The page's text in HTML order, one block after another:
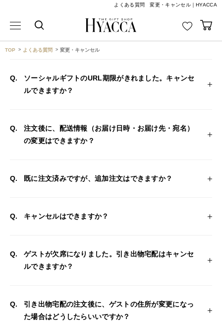
よくある質問 変更・キャンセル｜HYACCA
TOP よくある質問 変更・キャンセル
ソーシャルギフトのURL期限がきれました。キャンセ
ルできますか？
注文後に、配送情報（お届け日時・お届け先・宛名）
の変更はできますか？
既に注文済みですが、追加注文はできますか？
キャンセルはできますか？
ゲストが欠席になりました。引き出物宅配はキャンセ
ルできますか？
引き出物宅配の注文後に、ゲストの住所が変更になっ
た場合はどうしたらいいですか？